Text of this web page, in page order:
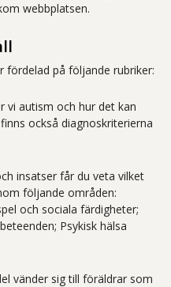
webbplatsen.
fördelad på följande rubriker:
vi autism och hur det kan
också diagnoskriterierna
insatser får du veta vilket
följande områden:
och sociala färdigheter;
Psykisk hälsa
vänder sig till föräldrar som